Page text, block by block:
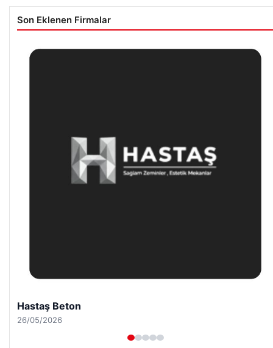
Son Eklenen Firmalar
Enes Kaplan Avukatlık Bürosu
28/04/2026